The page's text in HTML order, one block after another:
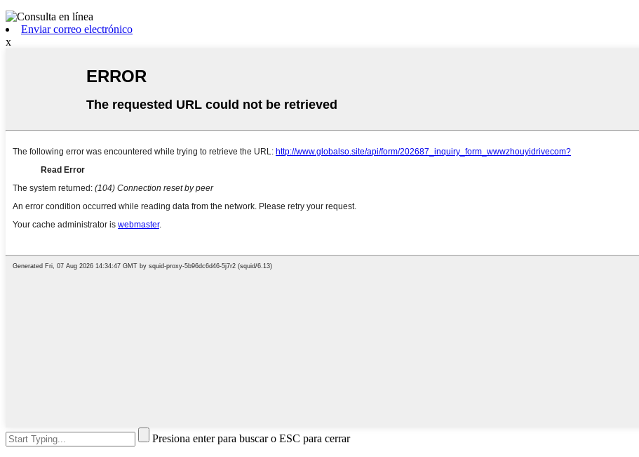
Enviar correo electrónico
x
Presiona enter para buscar o ESC para cerrar